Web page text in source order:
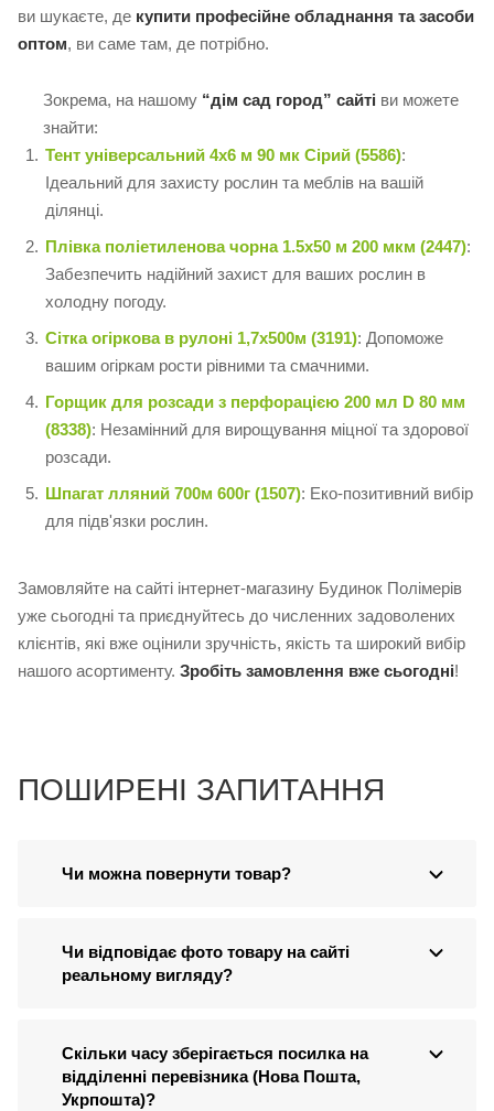
ви шукаєте, де купити професійне обладнання та засоби
оптом, ви саме там, де потрібно.
Зокрема, на нашому “дім сад город” сайті ви можете
знайти:
Тент універсальний 4х6 м 90 мк Сірий (5586):
Ідеальний для захисту рослин та меблів на вашій
ділянці.
Плівка поліетиленова чорна 1.5х50 м 200 мкм (2447):
Забезпечить надійний захист для ваших рослин в
холодну погоду.
Сітка огіркова в рулоні 1,7х500м (3191): Допоможе
вашим огіркам рости рівними та смачними.
Горщик для розсади з перфорацією 200 мл D 80 мм
(8338): Незамінний для вирощування міцної та здорової
розсади.
Шпагат лляний 700м 600г (1507): Еко-позитивний вибір
для підв'язки рослин.
Замовляйте на сайті інтернет-магазину Будинок Полімерів
уже сьогодні та приєднуйтесь до численних задоволених
клієнтів, які вже оцінили зручність, якість та широкий вибір
нашого асортименту. Зробіть замовлення вже сьогодні!
ПОШИРЕНІ ЗАПИТАННЯ
Чи можна повернути товар?
Чи відповідає фото товару на сайті
реальному вигляду?
Скільки часу зберігається посилка на
відділенні перевізника (Нова Пошта,
Укрпошта)?